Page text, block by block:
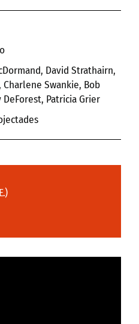
David Strathairn,
Charlene Swankie, Bob
DeForest, Patricia Grier